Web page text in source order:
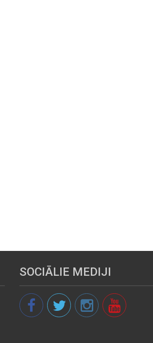
SOCIĀLIE MEDIJI